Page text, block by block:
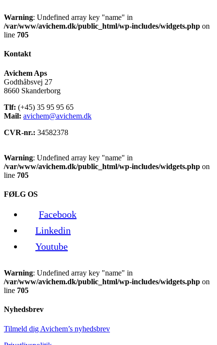
Warning: Undefined array key "name" in
/var/www/avichem.dk/public_html/wp-includes/widgets.php on
line 705
Kontakt
Avichem Aps
Godthåbsvej 27
8660 Skanderborg
Tlf: (+45) 35 95 95 65
Mail: avichem@avichem.dk
CVR-nr.: 34582378
Warning: Undefined array key "name" in
/var/www/avichem.dk/public_html/wp-includes/widgets.php on
line 705
FØLG OS
Facebook
Linkedin
Youtube
Warning: Undefined array key "name" in
/var/www/avichem.dk/public_html/wp-includes/widgets.php on
line 705
Nyhedsbrev
Tilmeld dig Avichem’s nyhedsbrev